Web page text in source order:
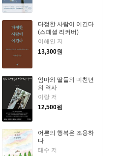
다정한 사람이 이긴다
(스페셜 리커버)
이해인 저
13,300원
엄마와 딸들의 미친년
의 역사
이랑 저
12,500원
어른의 행복은 조용하
다
태수 저